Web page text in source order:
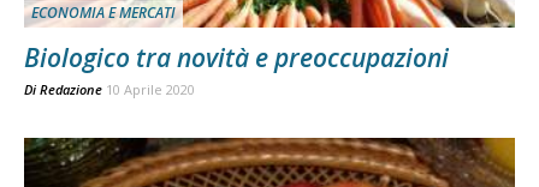
ECONOMIA E MERCATI
Biologico tra novità e preoccupazioni
Di Redazione 10 Aprile 2020